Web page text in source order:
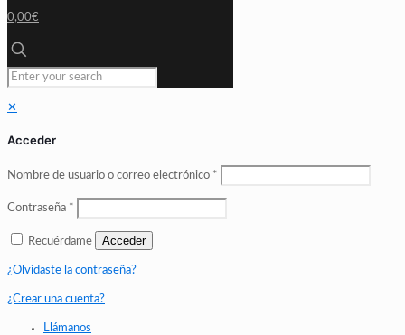
0,00€
✕
Acceder
Nombre de usuario o correo electrónico *
Contraseña *
Recuérdame Acceder
¿Olvidaste la contraseña?
¿Crear una cuenta?
Llámanos